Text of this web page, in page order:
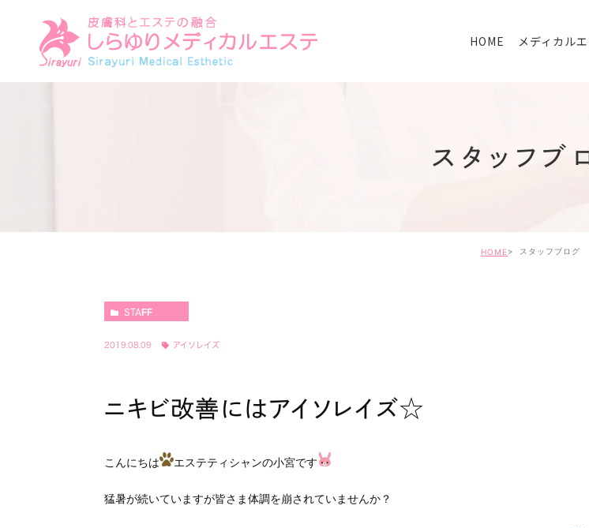
HOME メディカル
スタッフブ
HOME スタッフブログ
STAFF
2019.08.09 アイソレイズ
ニキビ改善にはアイソレイズ☆
こんにちは エステティシャンの小宮です
猛暑が続いていますが皆さま体調を崩されていませんか？